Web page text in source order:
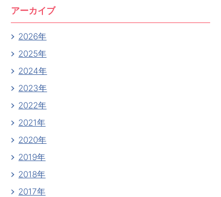
アーカイブ
2026年
2025年
2024年
2023年
2022年
2021年
2020年
2019年
2018年
2017年